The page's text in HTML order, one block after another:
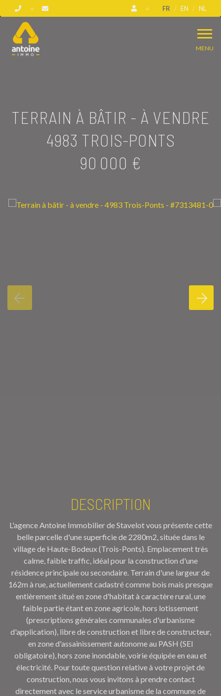
FR EN NL
MENU
TERRAIN À BÂTIR - À VENDRE
4983 TROIS-PONTS
90 000 €
DESCRIPTION
L'agence Antoine Immobilier de Stavelot vous présente cette
belle parcelle d'une superficie de 2280m2, située dans le
village de Haute-Bodeux (Trois-Ponts). Emplacement très
calme, faible traffic, idéal pour la construction d'une
résidence principale ou secondaire. Terrain d'une largeur de
162m à rue, actuellement cadastré comme bois mais presque
entièrement situé en zone d'habitat à caractère rural, une
faible partie étant en zone agricole, hors lotissement
(prescriptions générales communales d'urbanisme
d'application), libre de construction et libre de constructeur,
en zone d'assainissement autonome au PASH (SEI
obligatoire), hors zone inondable, voirie équipée en eau et
électricité. Pour toute question relative à votre projet de
construction, nous vous invitons à prendre contact
directement avec le service urbanisme de la commune de